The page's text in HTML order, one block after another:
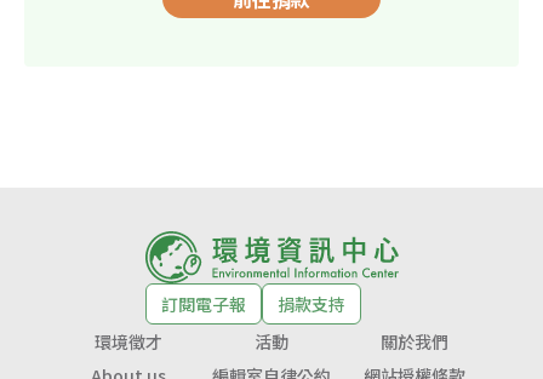
訂閱電子報
捐款支持
環境徵才
活動
關於我們